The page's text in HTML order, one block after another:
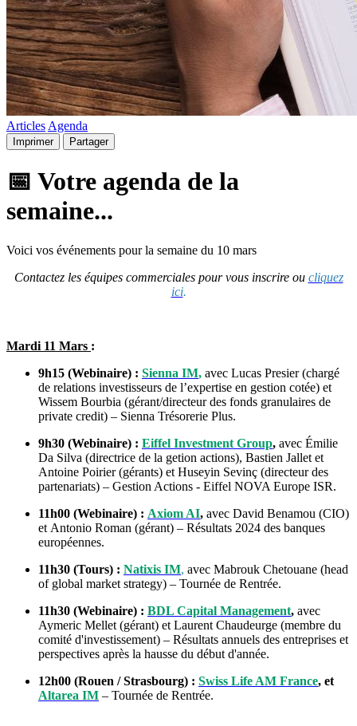
Articles Agenda
Imprimer Partager
📅 Votre agenda de la
semaine...
Voici vos événements pour la semaine du 10 mars
Contactez les équipes commerciales pour vous inscrire ou cliquez
ici.
Mardi 11 Mars :
9h15 (Webinaire) : Sienna IM, avec Lucas Presier (chargé
de relations investisseurs de l’expertise en gestion cotée) et
Wissem Bourbia (gérant/directeur des fonds granulaires de
private credit) – Sienna Trésorerie Plus.
9h30 (Webinaire) : Eiffel Investment Group, avec Émilie
Da Silva (directrice de la getion actions), Bastien Jallet et
Antoine Poirier (gérants) et Huseyin Sevinç (directeur des
partenariats) – Gestion Actions - Eiffel NOVA Europe ISR.
11h00 (Webinaire) : Axiom AI, avec David Benamou (CIO)
et Antonio Roman (gérant) – Résultats 2024 des banques
européennes.
11h30 (Tours) : Natixis IM, avec Mabrouk Chetouane (head
of global market strategy) – Tournée de Rentrée.
11h30 (Webinaire) : BDL Capital Management, avec
Aymeric Mellet (gérant) et Laurent Chaudeurge (membre du
comité d'investissement) – Résultats annuels des entreprises et
perspectives après la hausse du début d'année.
12h00 (Rouen / Strasbourg) : Swiss Life AM France, et
Altarea IM – Tournée de Rentrée.